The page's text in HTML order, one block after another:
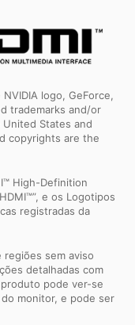
logo, GeForce,
trademarks and/or
States and
copyrights are the
High-Definition
e os Logotipos
registradas da
regiões sem aviso
detalhadas com
pode ver-se
monitor, e pode ser